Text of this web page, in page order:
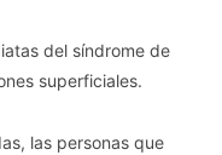
del síndrome de
superficiales.
las personas que